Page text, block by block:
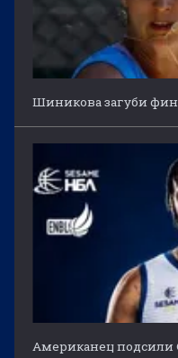
Шиникова загуби
Американец подсили